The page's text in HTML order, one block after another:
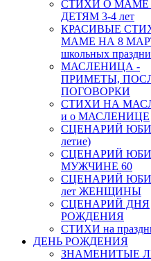
СТИХИ О МАМЕ
ДЕТЯМ 3-4 лет
КРАСИВЫЕ
МАМЕ НА 8
школьных
МАСЛЕНИЦА -
ПРИМЕТЫ,
ПОГОВОРКИ
СТИХИ НА
и о МАСЛЕНИЦЕ
СЦЕНАРИЙ
летие)
СЦЕНАРИЙ
МУЖЧИНЕ 60
СЦЕНАРИЙ
лет ЖЕНЩИНЫ
СЦЕНАРИЙ ДНЯ
РОЖДЕНИЯ
СТИХИ на
ДЕНЬ РОЖДЕНИЯ
ЗНАМЕНИТЫЕ